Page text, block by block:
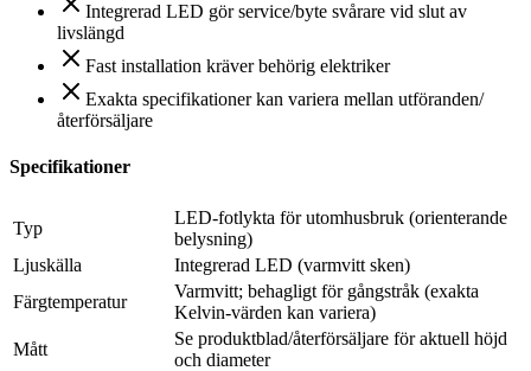
Integrerad LED gör service/byte svårare vid slut av
livslängd
Fast installation kräver behörig elektriker
Exakta specifikationer kan variera mellan utföranden/
återförsäljare
Specifikationer
Typ
LED-fotlykta för utomhusbruk (orienterande
belysning)
Ljuskälla
Integrerad LED (varmvitt sken)
Färgtemperatur
Varmvitt; behagligt för gångstråk (exakta
Kelvin-värden kan variera)
Mått
Se produktblad/återförsäljare för aktuell höjd
och diameter